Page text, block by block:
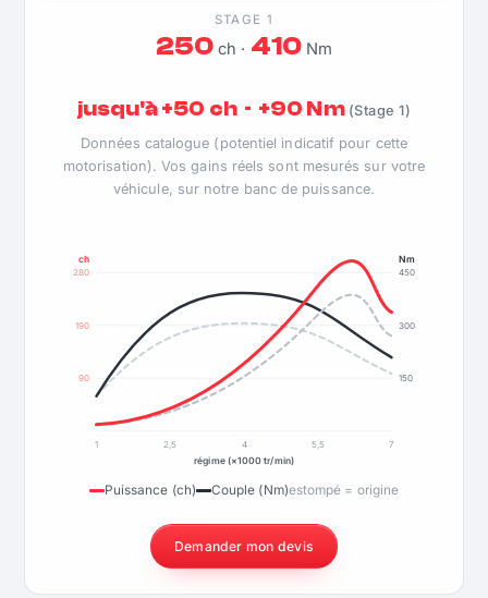
STAGE 1
250 ch · 410Nm
jusqu'à +50 ch · +90 Nm (Stage 1)
Données catalogue (potentiel indicatif pour cette
motorisation). Vos gains réels sont mesurés sur votre
véhicule, sur notre banc de puissance.
90
190
280
150
300
450
ch Nm
1 2,5 4 5,5
7
régime (×1000 tr/min)
Puissance (ch) Couple (Nm)estompé = origine
Demander mon devis